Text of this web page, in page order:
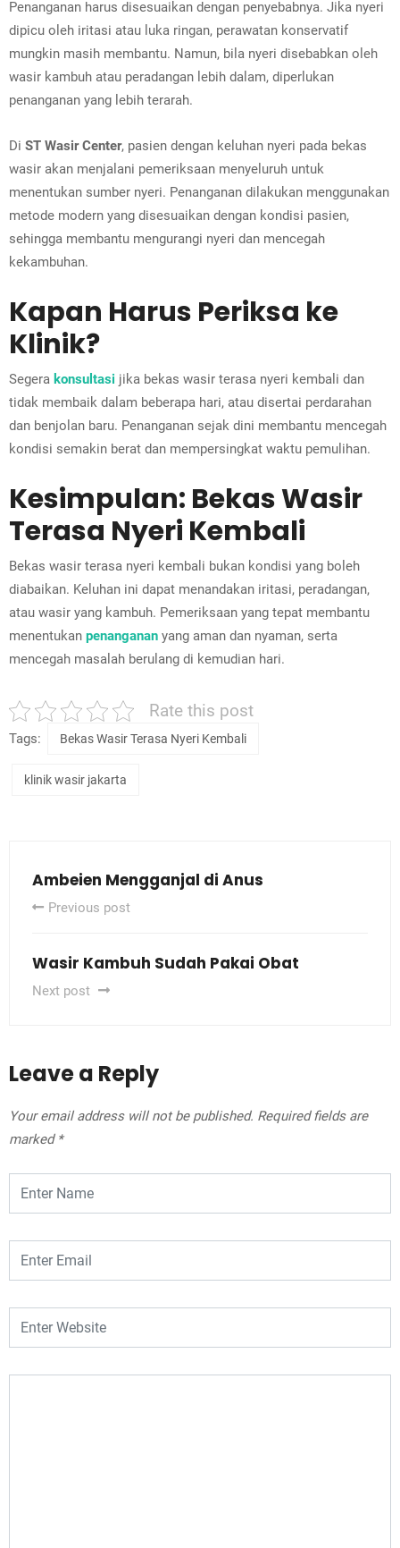
Penanganan harus disesuaikan dengan penyebabnya. Jika nyeri
dipicu oleh iritasi atau luka ringan, perawatan konservatif
mungkin masih membantu. Namun, bila nyeri disebabkan oleh
wasir kambuh atau peradangan lebih dalam, diperlukan
penanganan yang lebih terarah.
Di ST Wasir Center, pasien dengan keluhan nyeri pada bekas
wasir akan menjalani pemeriksaan menyeluruh untuk
menentukan sumber nyeri. Penanganan dilakukan menggunakan
metode modern yang disesuaikan dengan kondisi pasien,
sehingga membantu mengurangi nyeri dan mencegah
kekambuhan.
Kapan Harus Periksa ke
Klinik?
Segera konsultasi jika bekas wasir terasa nyeri kembali dan
tidak membaik dalam beberapa hari, atau disertai perdarahan
dan benjolan baru. Penanganan sejak dini membantu mencegah
kondisi semakin berat dan mempersingkat waktu pemulihan.
Kesimpulan: Bekas Wasir
Terasa Nyeri Kembali
Bekas wasir terasa nyeri kembali bukan kondisi yang boleh
diabaikan. Keluhan ini dapat menandakan iritasi, peradangan,
atau wasir yang kambuh. Pemeriksaan yang tepat membantu
menentukan penanganan yang aman dan nyaman, serta
mencegah masalah berulang di kemudian hari.
Rate this post
Tags: Bekas Wasir Terasa Nyeri Kembali
klinik wasir jakarta
Ambeien Mengganjal di Anus
Previous post
Wasir Kambuh Sudah Pakai Obat
Next post
Leave a Reply
Your email address will not be published. Required fields are
marked *